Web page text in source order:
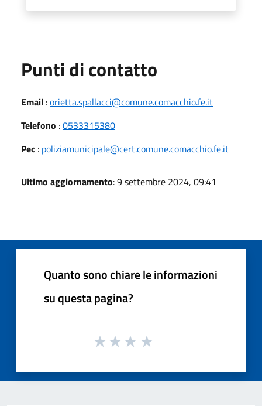
Punti di contatto
Email :orietta.spallacci@comune.comacchio.fe.it
Telefono :0533315380
Pec : poliziamunicipale@cert.comune.comacchio.fe.it
Ultimo aggiornamento: 9 settembre 2024, 09:41
Quanto sono chiare le informazioni
su questa pagina?